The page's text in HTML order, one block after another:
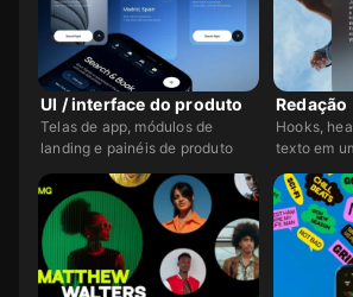
UI / interface do produto
Telas de app, módulos de
landing e painéis de produto
Redação
Hooks,
texto em